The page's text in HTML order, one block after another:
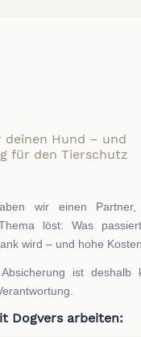
deinen Hund – und
für den Tierschutz
wir einen
löst: Was
wird – und hohe
ist deshalb
Dogvers arbeiten: